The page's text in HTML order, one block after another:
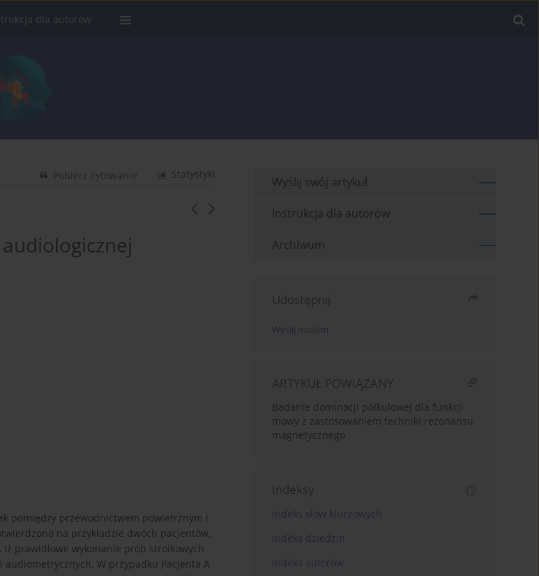
dla autorów
Statystyki
Pobierz cytowanie
pomiędzy przewodnictwem powietrznym i
na przykładzie dwóch pacjentów,
prawidłowe wykonanie prób stroikowych
W przypadku Pacjenta A
Wyślij swój artykuł
Instrukcja dla autorów
Archiwum
Udostępnij
Wyślij mailem
ARTYKUŁ POWIĄZANY
Badanie dominacji półkulowej dla funkcji
mowy z zastosowaniem techniki rezonansu
magnetycznego
Indeksy
Indeks słów kluczowych
Indeks dziedzin
Indeks autorów